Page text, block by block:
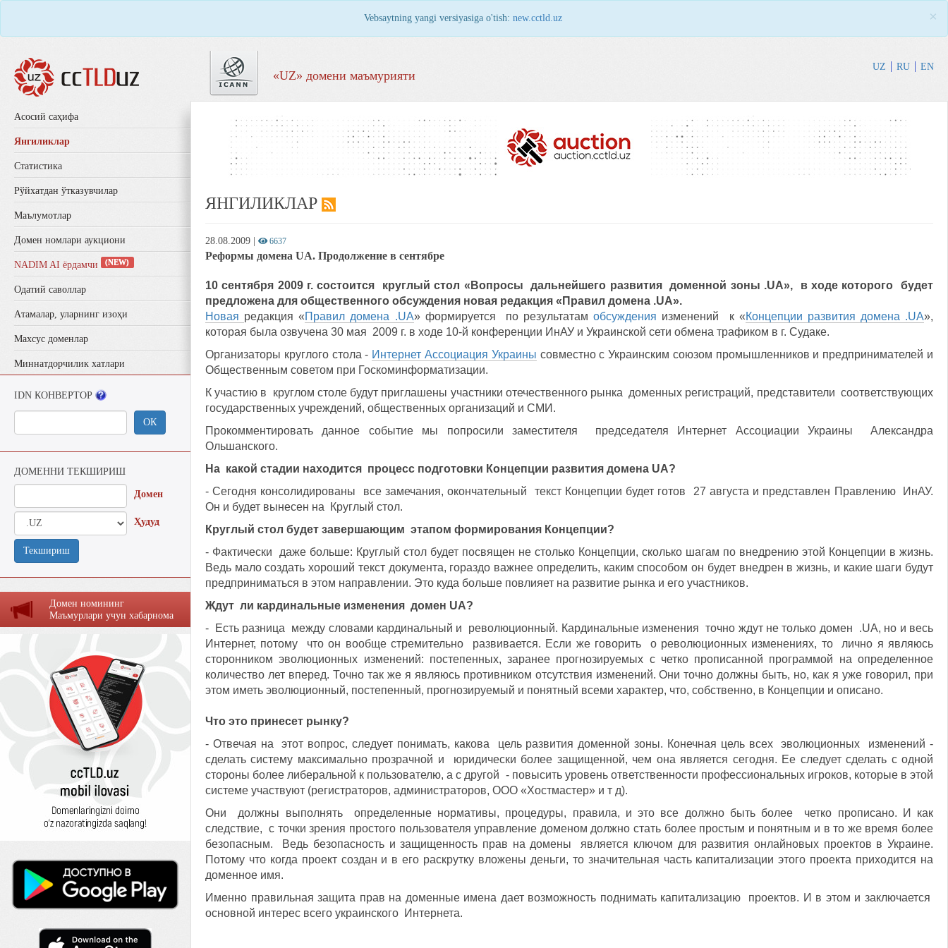
Vebsaytning yangi versiyasiga o'tish: new.cctld.uz ×
«UZ» домени маъмурияти
UZ RU EN
Aсосий саҳифа
Янгиликлар
Статистика
Рўйхатдан ўтказувчилар
Маълумотлар
Домен номлари аукциони
NADIM AI ёрдамчи (NEW)
Одатий саволлар
Aтамалар, уларнинг изоҳи
Махсус доменлар
Миннатдорчилик хатлари
IDN КОНВЕРТОР
ОК
ДОМЕННИ ТЕКШИРИШ
Домен
Ҳудуд
Текшириш
Домен номининг
Маъмурлaри учун хaбaрномa
ЯНГИЛИКЛАР
28.08.2009 6637
Реформы домена UA. Продолжение в сентябре
10 сентября 2009 г. состоится круглый стол «Вопросы дальнейшего развития доменной зоны .UA», в ходе которого будет
предложена для общественного обсуждения новая редакция «Правил домена .UA».
Новая редакция «Правил домена .UA» формируется по результатамобсуждения изменений к «Концепции развития домена .UA»,
которая была озвучена 30 мая 2009 г. в ходе 10-й конференции ИнАУ и Украинской сети обмена трафиком в г. Судаке.
Организаторы круглого стола - Интернет Ассоциация Украины совместно с Украинским союзом промышленников и предпринимателей и
Общественным советом при Госкоминформатизации.
К участию в круглом столе будут приглашены участники отечественного рынка доменных регистраций, представители соответствующих
государственных учреждений, общественных организаций и СМИ.
Прокомментировать данное событие мы попросили заместителя председателя Интернет Ассоциации Украины Александра
Ольшанского.
На какой стадии находится процесс подготовки Концепции развития домена UA?
- Сегодня консолидированы все замечания, окончательный текст Концепции будет готов 27 августа и представлен Правлению ИнАУ.
Он и будет вынесен на Круглый стол.
Круглый стол будет завершающим этапом формирования Концепции?
- Фактически даже больше: Круглый стол будет посвящен не столько Концепции, сколько шагам по внедрению этой Концепции в жизнь.
Ведь мало создать хороший текст документа, гораздо важнее определить, каким способом он будет внедрен в жизнь, и какие шаги будут
предприниматься в этом направлении. Это куда больше повлияет на развитие рынка и его участников.
Ждут ли кардинальные изменения домен UA?
- Есть разница между словами кардинальный и революционный. Кардинальные изменения точно ждут не только домен .UA, но и весь
Интернет, потому что он вообще стремительно развивается. Если же говорить о революционных изменениях, то лично я являюсь
сторонником эволюционных изменений: постепенных, заранее прогнозируемых с четко прописанной программой на определенное
количество лет вперед. Точно так же я являюсь противником отсутствия изменений. Они точно должны быть, но, как я уже говорил, при
этом иметь эволюционный, постепенный, прогнозируемый и понятный всеми характер, что, собственно, в Концепции и описано.
Что это принесет рынку?
- Отвечая на этот вопрос, следует понимать, какова цель развития доменной зоны. Конечная цель всех эволюционных изменений -
сделать систему максимально прозрачной и юридически более защищенной, чем она является сегодня. Ее следует сделать с одной
стороны более либеральной к пользователю, а с другой - повысить уровень ответственности профессиональных игроков, которые в этой
системе участвуют (регистраторов, администраторов, ООО «Хостмастер» и т д).
Они должны выполнять определенные нормативы, процедуры, правила, и это все должно быть более четко прописано. И как
следствие, с точки зрения простого пользователя управление доменом должно стать более простым и понятным и в то же время более
безопасным. Ведь безопасность и защищенность прав на домены является ключом для развития онлайновых проектов в Украине.
Потому что когда проект создан и в его раскрутку вложены деньги, то значительная часть капитализации этого проекта приходится на
доменное имя.
Именно правильная защита прав на доменные имена дает возможность поднимать капитализацию проектов. И в этом и заключается
основной интерес всего украинского Интернета.